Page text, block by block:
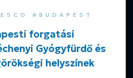
#BUDAPEST
forgatási
Gyógyfürdő és
helyszínek